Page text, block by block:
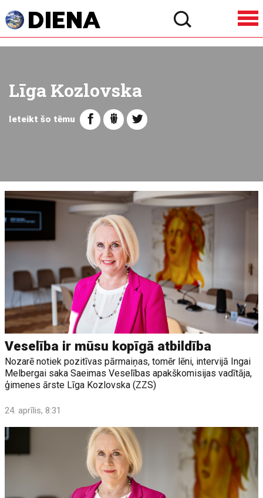
Līga Kozlovska
Ieteikt šo tēmu
Veselība ir mūsu kopīgā atbildība
Nozarē notiek pozitīvas pārmaiņas, tomēr lēni, intervijā Ingai
Melbergai saka Saeimas Veselības apakškomisijas vadītāja,
ģimenes ārste Līga Kozlovska (ZZS)
24. aprīlis, 8:31